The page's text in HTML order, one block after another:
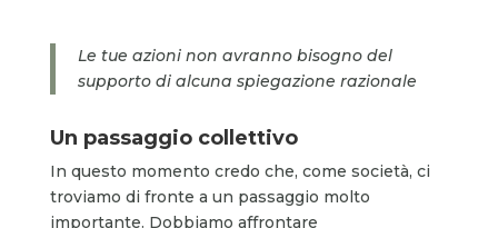
Le tue azioni non avranno bisogno del
supporto di alcuna spiegazione razionale
Un passaggio collettivo
In questo momento credo che, come società, ci
troviamo di fronte a un passaggio molto
importante. Dobbiamo affrontare